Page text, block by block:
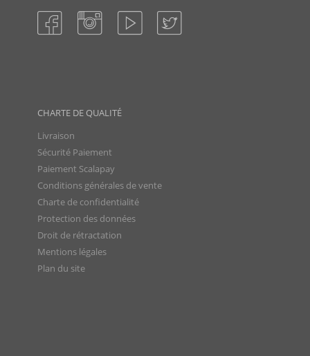
CHARTE DE QUALITÉ
Livraison
Sécurité Paiement
Paiement Scalapay
Conditions générales de vente
Charte de confidentialité
Protection des données
Droit de rétractation
Mentions légales
Plan du site